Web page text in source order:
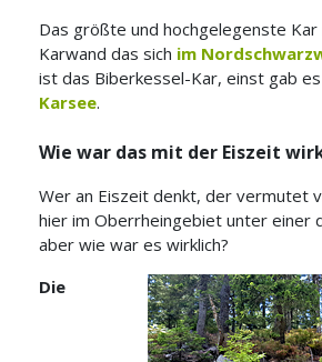
Das größte und hochgelegenste
Karwand das sich im
ist das Biberkessel-Kar, einst gab
Karsee.
Wie war das mit der Eiszeit
Wer an Eiszeit denkt, der vermutet
hier im Oberrheingebiet unter einer
aber wie war es wirklich?
Die